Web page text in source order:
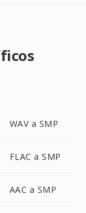
WAV a SMP
FLAC a SMP
AAC a SMP